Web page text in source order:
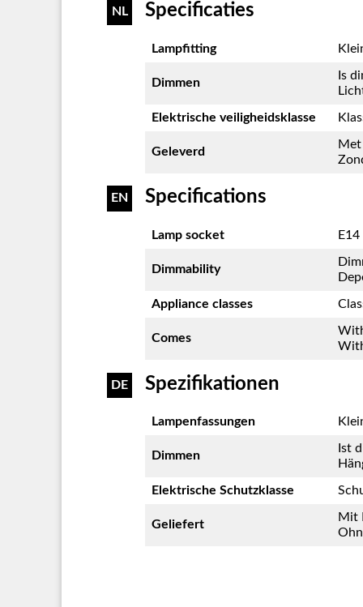
NL Specificaties
Lampfitting
Dimmen
Is
Elektrische veiligheidsklasse
Geleverd
Met
EN Specifications
Lamp socket
Dimmability
Appliance classes
Comes
DE Spezifikationen
Lampenfassungen
Dimmen
Ist
Elektrische Schutzklasse
Geliefert
Mit